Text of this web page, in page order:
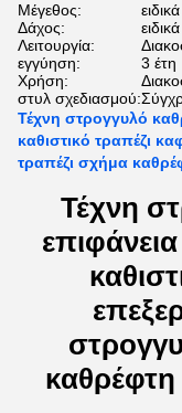
Μέγεθος:
Δάχος:
Λειτουργία:
εγγύηση:
3 έτη
Χρήση:
στυλ σχεδιασμού:
Τέχνη στρογγυλό
καθιστικό τραπέζι
τραπέζι σχήμα
Τέχνη